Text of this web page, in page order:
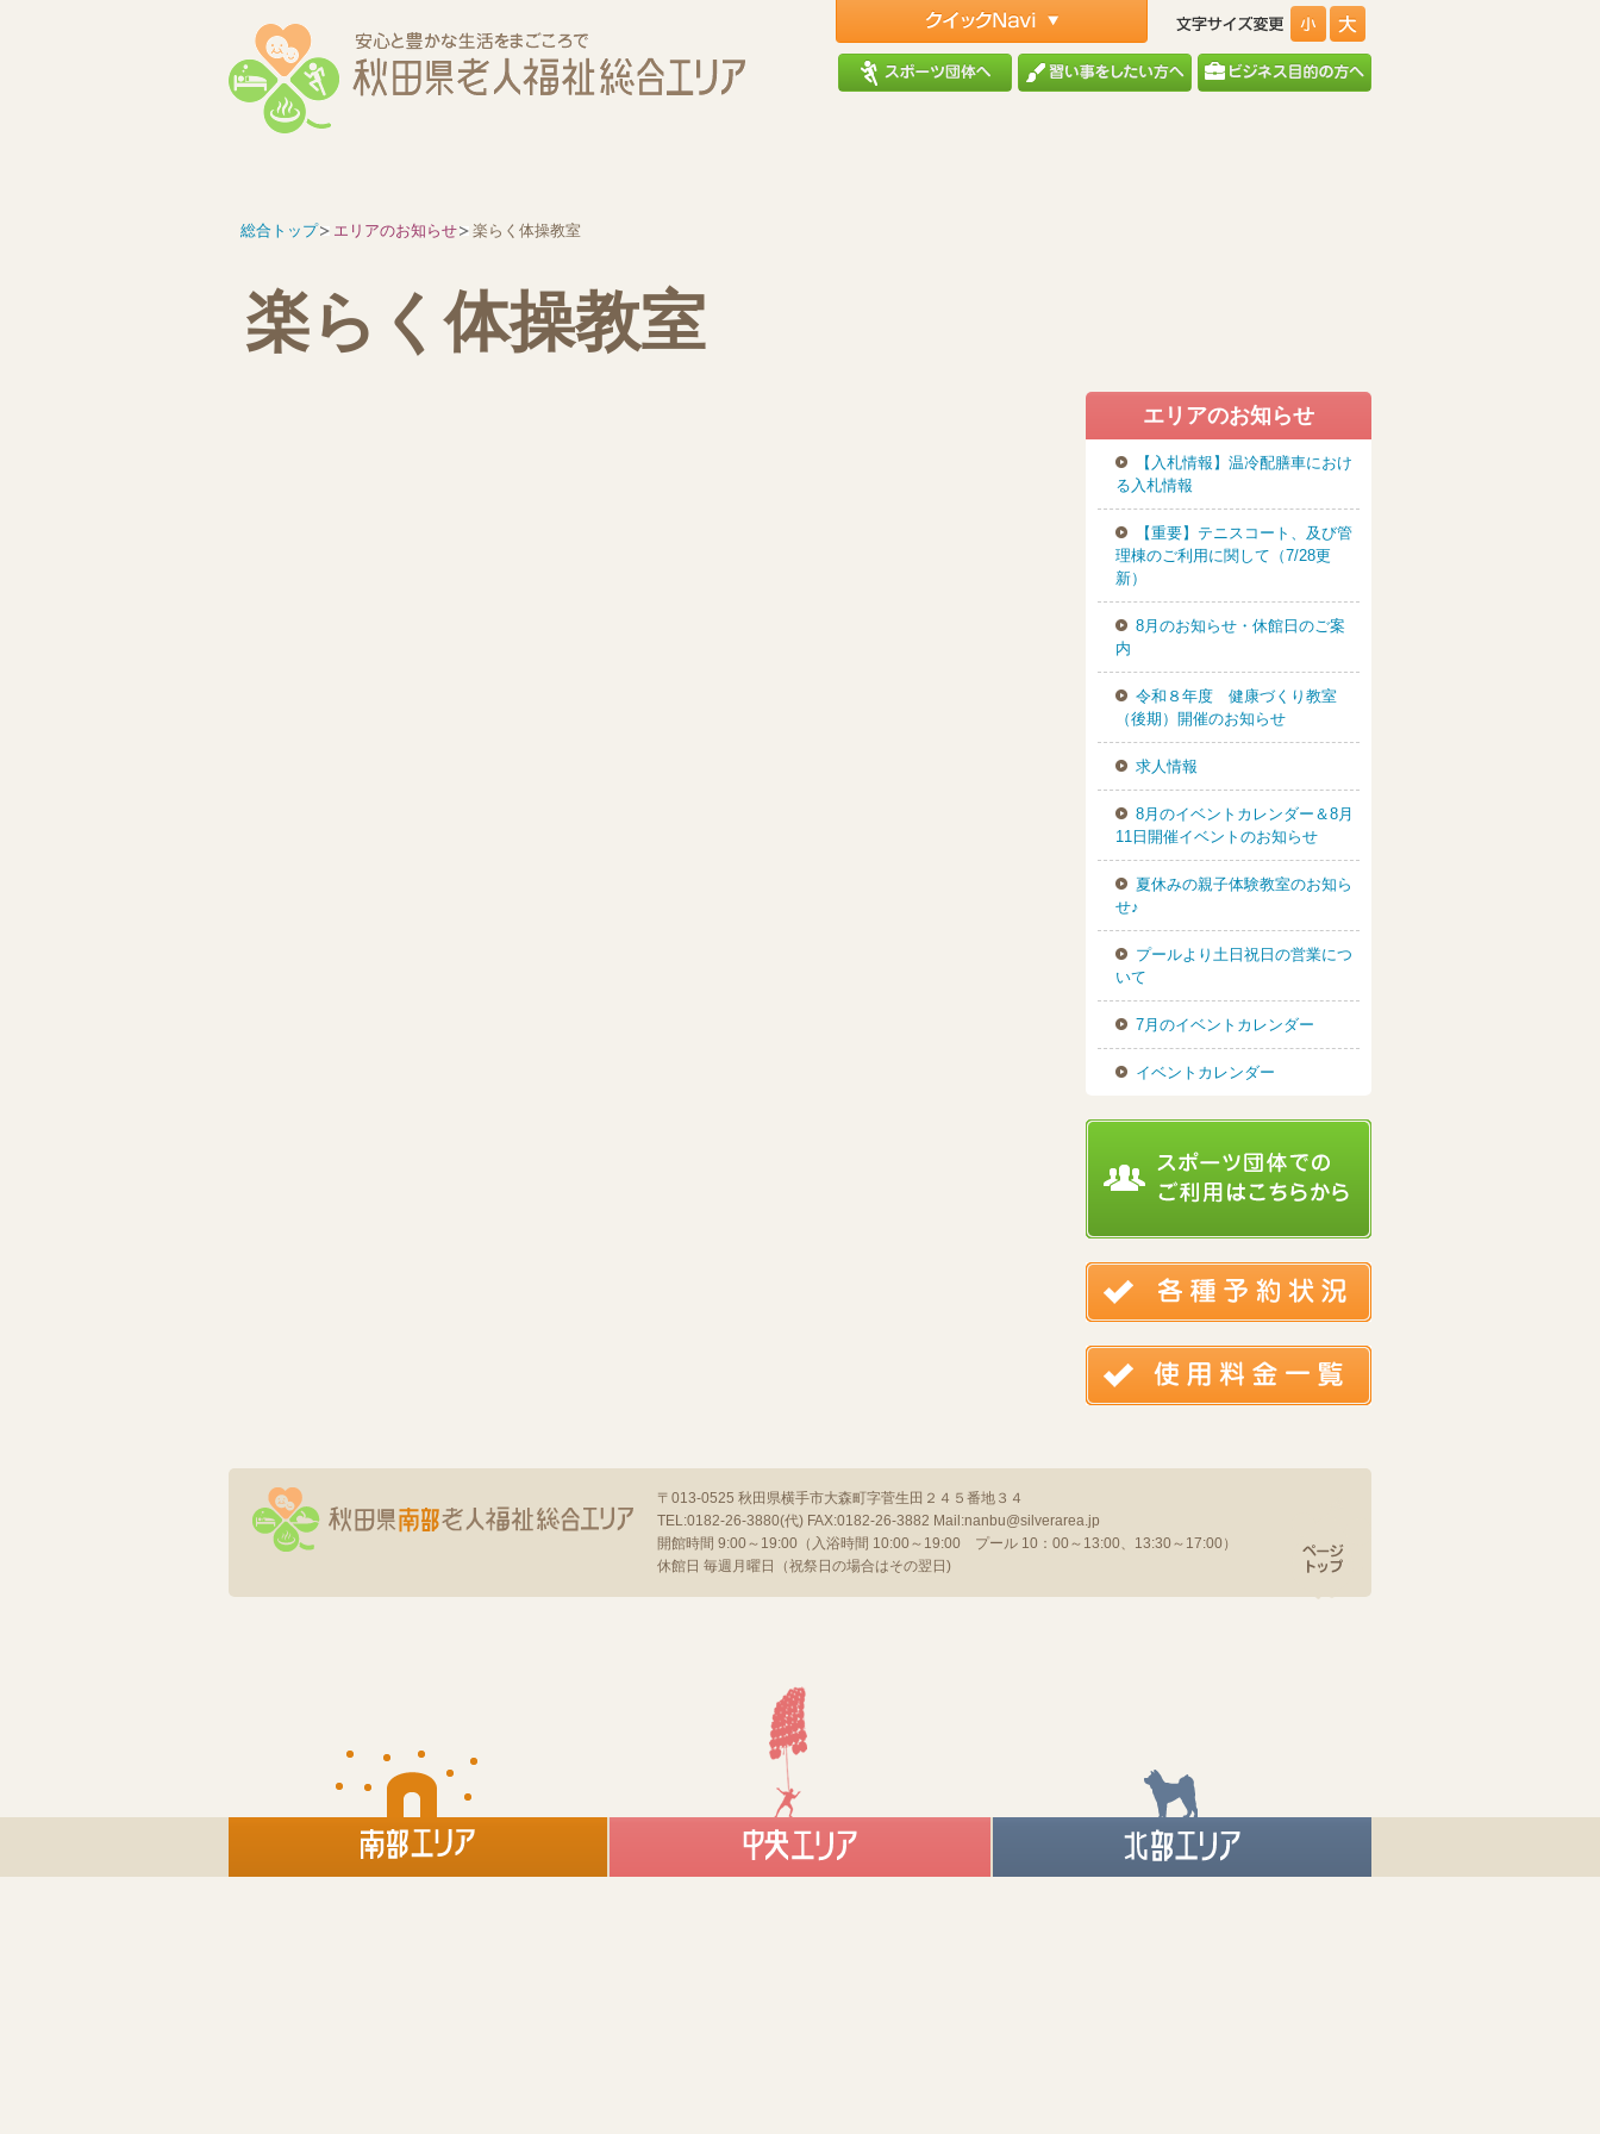
楽らく体操教室
総合トップ エリアのお知らせ 楽らく体操教室
エリアのお知らせ
【入札情報】温冷配膳車におけ
る入札情報
【重要】テニスコート、及び管
理棟のご利用に関して（7/28更
新）
8月のお知らせ・休館日のご案
内
令和８年度 健康づくり教室
（後期）開催のお知らせ
求人情報
8月のイベントカレンダー＆8月
11日開催イベントのお知らせ
夏休みの親子体験教室のお知ら
せ♪
プールより土日祝日の営業につ
いて
7月のイベントカレンダー
イベントカレンダー
〒013-0525 秋田県横手市大森町字菅生田２４５番地３４
TEL:0182-26-3880(代) FAX:0182-26-3882 Mail:nanbu@silverarea.jp
開館時間 9:00～19:00（入浴時間 10:00～19:00 プール 10：00～13:00、13:30～17:00）
休館日 毎週月曜日（祝祭日の場合はその翌日)